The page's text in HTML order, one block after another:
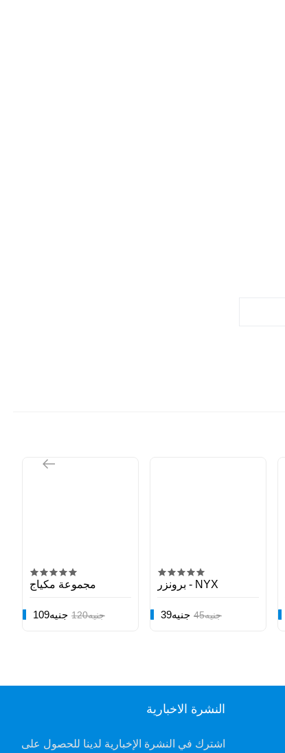
برونزر - NYX
39جنيه 45جنيه
مجموعة مكياج
109جنيه 120جنيه
النشرة الاخبارية
اشترك في النشرة الإخبارية لدينا للحصول على